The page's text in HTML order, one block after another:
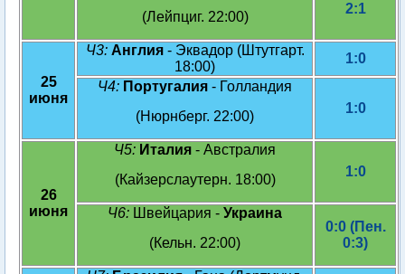
(Лейпциг. 22:00)
2:1
25
июня
Ч3: Англия- Эквадор (Штутгарт.
18:00)
1:0
Ч4: Португалия - Голландия
(Нюрнберг. 22:00)
1:0
26
июня
Ч5: Италия - Австралия
(Кайзерслаутерн. 18:00)
1:0
Ч6: Швейцария - Украина
(Кельн. 22:00)
0:0 (Пен.
0:3)